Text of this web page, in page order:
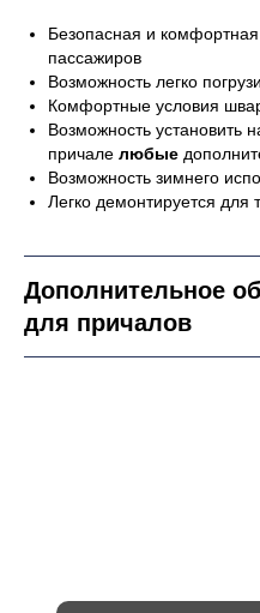
Безопасная и
пассажиров
Возможность легко
Комфортные условия
Возможность установить
причале любые
Возможность зимнего
Легко демонтируется для
Дополнительное
для причалов